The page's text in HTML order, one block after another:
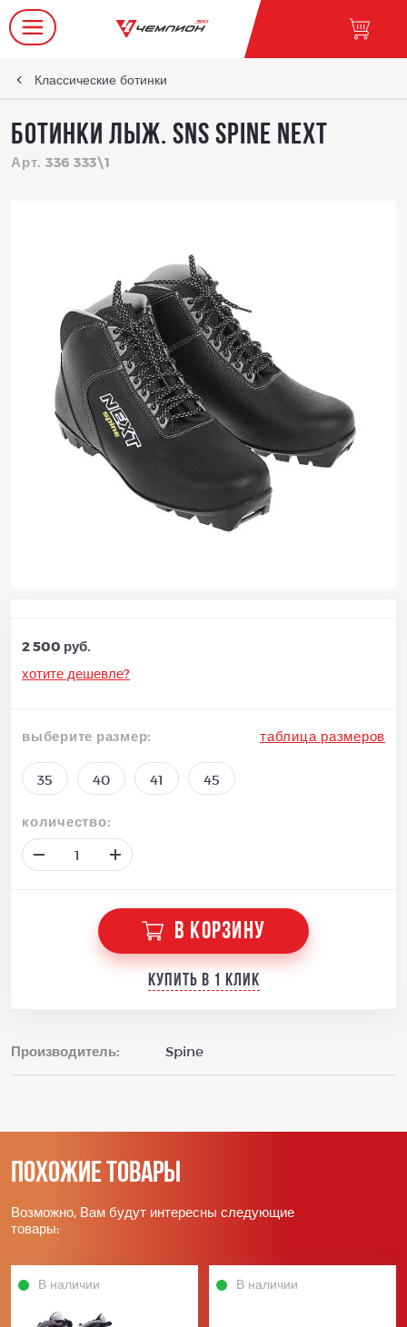
Классические ботинки
Ботинки лыж. SNS SPINE Next
Арт. 336 333\1
2 500 руб.
хотите дешевле?
выберите размер: таблица размеров
35 40 41 45
количество:
В КОРЗИНУ
Купить в 1 клик
Производитель: Spine
Похожие товары
Возможно, Вам будут интересны следующие
товары:
В наличии В наличии